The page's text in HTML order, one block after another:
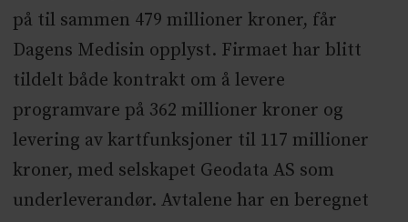
på til sammen 479 millioner kroner, får
Dagens Medisin opplyst. Firmaet har blitt
tildelt både kontrakt om å levere
programvare på 362 millioner kroner og
levering av kartfunksjoner til 117 millioner
kroner, med selskapet Geodata AS som
underleverandør. Avtalene har en beregnet